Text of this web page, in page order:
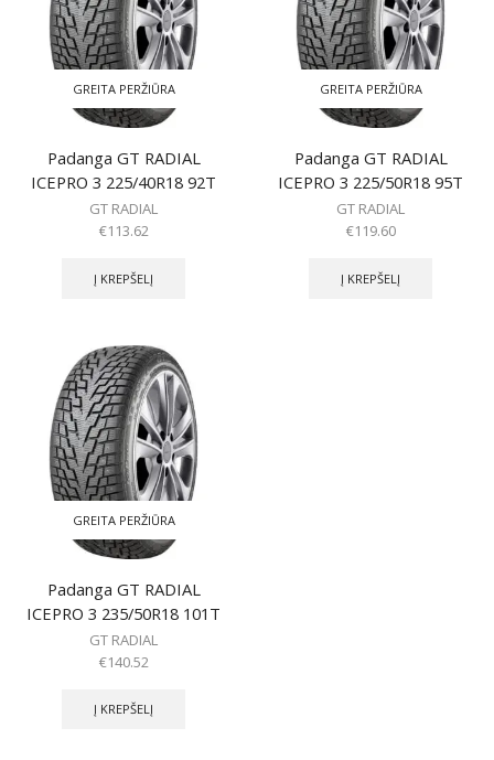
GREITA PERŽIŪRA
Padanga GT RADIAL
ICEPRO 3 225/40R18 92T
GT RADIAL
€113.62
Į KREPŠELĮ
GREITA PERŽIŪRA
Padanga GT RADIAL
ICEPRO 3 225/50R18 95T
GT RADIAL
€119.60
Į KREPŠELĮ
GREITA PERŽIŪRA
Padanga GT RADIAL
ICEPRO 3 235/50R18 101T
GT RADIAL
€140.52
Į KREPŠELĮ